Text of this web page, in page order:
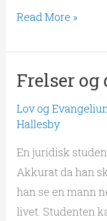
Read More »
Frelser
Lov og
Hallesby
En juridisk
Akkurat da han
han se en mann
livet. Studenten
Frelser
dommer